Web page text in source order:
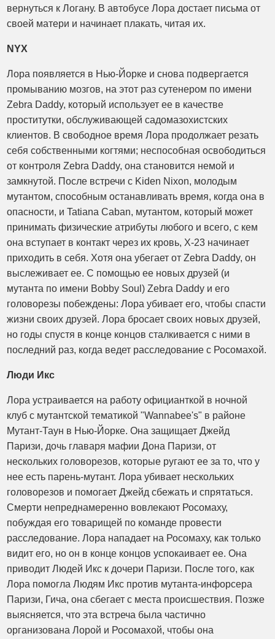
вернуться к Логану. В автобусе Лора достает письма от
своей матери и начинает плакать, читая их.
NYX
Лора появляется в Нью-Йорке и снова подвергается
промыванию мозгов, на этот раз сутенером по имени
Zebra Daddy, который использует ее в качестве
проститутки, обслуживающей садомазохистских
клиентов. В свободное время Лора продолжает резать
себя собственными когтями; неспособная освободиться
от контроля Zebra Daddy, она становится немой и
замкнутой. После встречи с Kiden Nixon, молодым
мутантом, способным останавливать время, когда она в
опасности, и Tatiana Caban, мутантом, который может
принимать физические атрибуты любого и всего, с кем
она вступает в контакт через их кровь, X-23 начинает
приходить в себя. Хотя она убегает от Zebra Daddy, он
выслеживает ее. С помощью ее новых друзей (и
мутанта по имени Bobby Soul) Zebra Daddy и его
головорезы побеждены: Лора убивает его, чтобы спасти
жизни своих друзей. Лора бросает своих новых друзей,
но годы спустя в конце концов сталкивается с ними в
последний раз, когда ведет расследование с Росомахой.
Люди Икс
Лора устраивается на работу официанткой в ​​ночной
клуб с мутантской тематикой "Wannabee's" в районе
Мутант-Таун в Нью-Йорке. Она защищает Джейд
Паризи, дочь главаря мафии Дона Паризи, от
нескольких головорезов, которые ругают ее за то, что у
нее есть парень-мутант. Лора убивает нескольких
головорезов и помогает Джейд сбежать и спрятаться.
Смерти непреднамеренно вовлекают Росомаху,
побуждая его товарищей по команде провести
расследование. Лора нападает на Росомаху, как только
видит его, но он в конце концов успокаивает ее. Она
приводит Людей Икс к дочери Паризи. После того, как
Лора помогла Людям Икс против мутанта-инфорсера
Паризи, Гича, она сбегает с места происшествия. Позже
выясняется, что эта встреча была частично
организована Лорой и Росомахой, чтобы она